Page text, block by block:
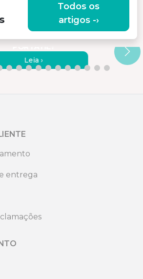
Todos os
artigos -›
LIGAR OS MONITORES
A UM COMPUTADOR
PORTÁTIL?
Leia ›
entrega